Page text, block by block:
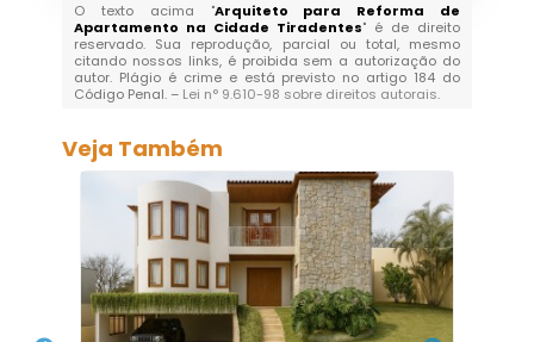
O texto acima "Arquiteto para Reforma de
Apartamento na Cidade Tiradentes" é de direito
reservado. Sua reprodução, parcial ou total, mesmo
citando nossos links, é proibida sem a autorização do
autor. Plágio é crime e está previsto no artigo 184 do
Código Penal. – Lei n° 9.610-98 sobre direitos autorais.
Veja Também